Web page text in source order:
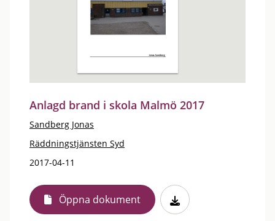
Anlagd brand i skola Malmö 2017
Sandberg Jonas
Räddningstjänsten Syd
2017-04-11
Öppna dokument